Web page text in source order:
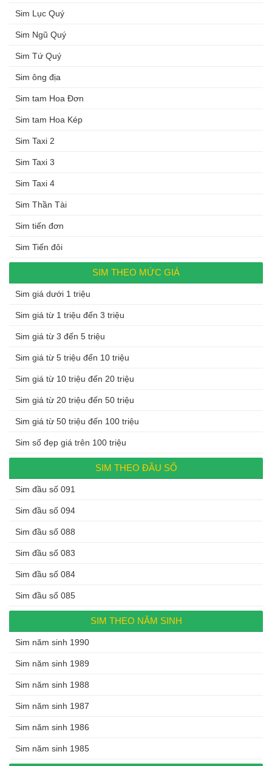
Sim Lục Quý
Sim Ngũ Quý
Sim Tứ Quý
Sim ông địa
Sim tam Hoa Đơn
Sim tam Hoa Kép
Sim Taxi 2
Sim Taxi 3
Sim Taxi 4
Sim Thần Tài
Sim tiến đơn
Sim Tiến đôi
SIM THEO MỨC GIÁ
Sim giá dưới 1 triệu
Sim giá từ 1 triệu đến 3 triệu
Sim giá từ 3 đến 5 triệu
Sim giá từ 5 triệu đến 10 triệu
Sim giá từ 10 triệu đến 20 triệu
Sim giá từ 20 triệu đến 50 triệu
Sim giá từ 50 triệu đến 100 triệu
Sim số đẹp giá trên 100 triệu
SIM THEO ĐẦU SỐ
Sim đầu số 091
Sim đầu số 094
Sim đầu số 088
Sim đầu số 083
Sim đầu số 084
Sim đầu số 085
SIM THEO NĂM SINH
Sim năm sinh 1990
Sim năm sinh 1989
Sim năm sinh 1988
Sim năm sinh 1987
Sim năm sinh 1986
Sim năm sinh 1985